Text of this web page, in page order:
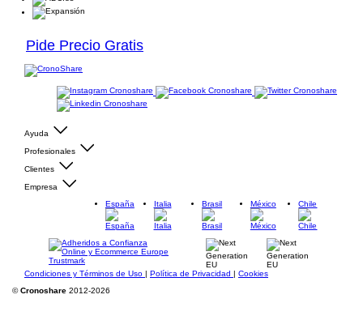
Pide Precio Gratis
Ayuda
Profesionales
Clientes
Empresa
España
Italia Brasil México Chile
Condiciones y Términos de Uso | Política de Privacidad | Cookies
©Cronoshare 2012-2026